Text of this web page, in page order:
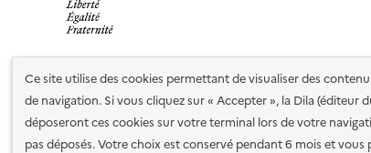
Ce site utilise des cookies permettant de visualiser des
de navigation. Si vous cliquez sur « Accepter », la Dila (éditeur
déposeront ces cookies sur votre terminal lors de votre
pas déposés. Votre choix est conservé pendant 6 mois et
Nos partenaires